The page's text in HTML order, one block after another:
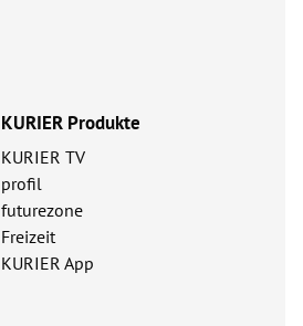
KURIER Produkte
KURIER TV
profil
futurezone
Freizeit
KURIER App